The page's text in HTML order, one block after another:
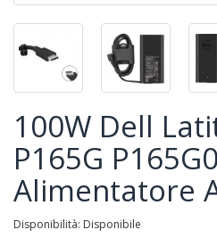
100W Dell
P165G
Alimentatore
Disponibilità: Disponibile